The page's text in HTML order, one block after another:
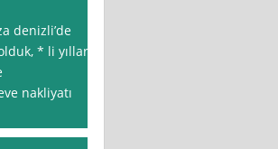
denizli’de
* li yıllar
nakliyatı